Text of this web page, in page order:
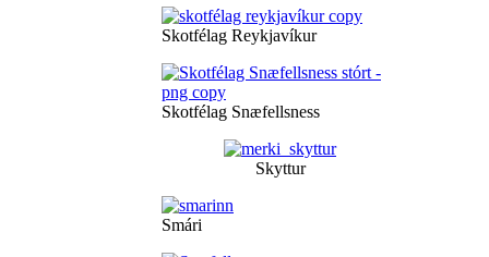
Skotfélag Reykjavíkur
Skotfélag Snæfellsness
Skyttur
Smári